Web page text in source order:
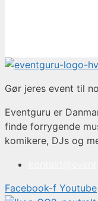
Gør jeres event til
Eventguru er
finde forrygende
komikere, DJs og
Facebook-f Youtube